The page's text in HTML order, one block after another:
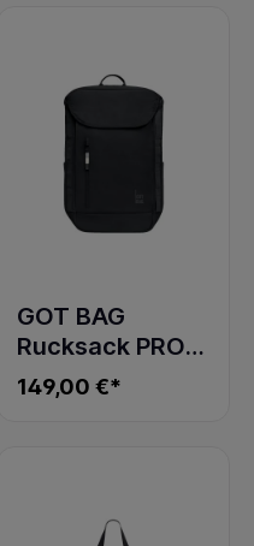
GOT BAG
Rucksack PRO
PACK
MONOCHROME
149,00 €*